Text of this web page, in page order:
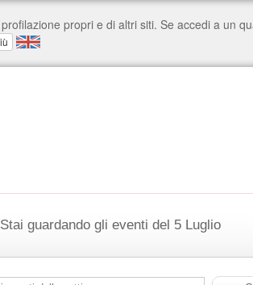
Stai guardando gli eventi del 5 Luglio